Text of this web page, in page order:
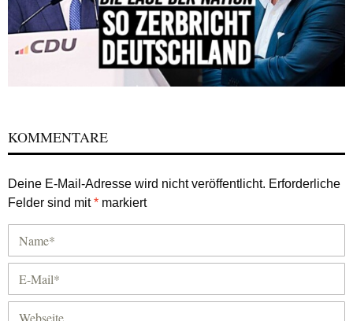
KOMMENTARE
Deine E-Mail-Adresse wird nicht veröffentlicht. Erforderliche
Felder sind mit* markiert